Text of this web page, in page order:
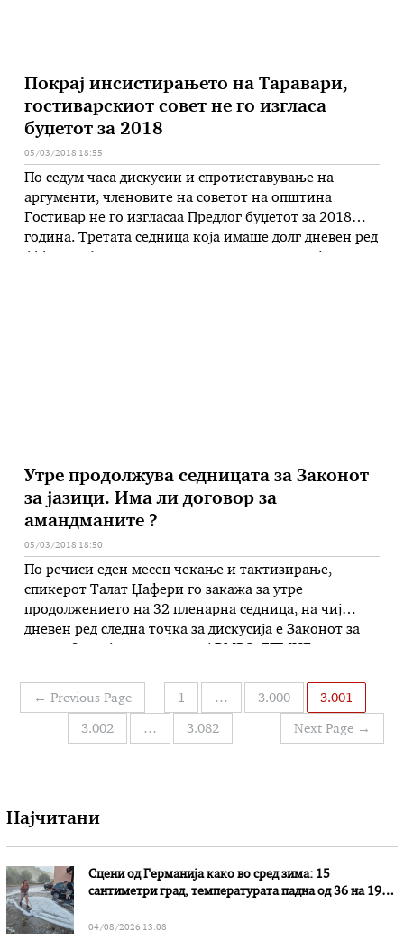
Покрај инсистирањето на Таравари,
гостиварскиот совет не го изгласа
буџетот за 2018
05/03/2018 18:55
По седум часа дискусии и спротиставување на
аргументи, членовите на советот на општина
Гостивар не го изгласаа Предлог буџетот за 2018
година. Третата седница која имаше долг дневен ред
Утре продолжува седницата за Законот
за јазици. Има ли договор за
амандманите ?
05/03/2018 18:50
По речиси еден месец чекање и тактизирање,
спикерот Талат Џафери го закажа за утре
продолжението на 32 пленарна седница, на чиј
дневен ред следна точка за дискусија е Законот за
Собрание, регулативата за јазиците во трето
читање, односно по ветото од …
Навигација
← Previous Page 1 … 3.000 3.001
3.002 … 3.082 Next Page →
Најчитани
Сцени од Германија како во сред зима: 15
сантиметри град, температурата падна од 36 на 19
04/08/2026 13:08